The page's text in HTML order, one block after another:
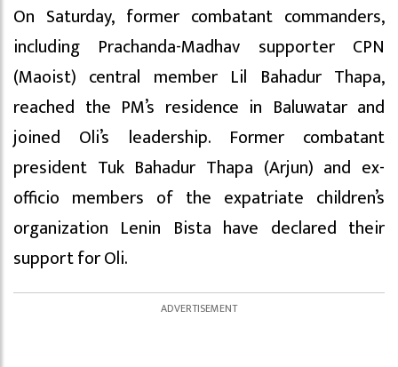
On Saturday, former combatant commanders,
including Prachanda-Madhav supporter CPN
(Maoist) central member Lil Bahadur Thapa,
reached the PM’s residence in Baluwatar and
joined Oli’s leadership. Former combatant
president Tuk Bahadur Thapa (Arjun) and ex-
officio members of the expatriate children’s
organization Lenin Bista have declared their
support for Oli.